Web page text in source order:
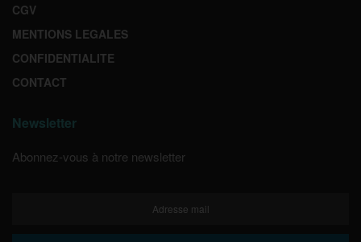
CGV
MENTIONS LEGALES
CONFIDENTIALITE
CONTACT
Newsletter
Abonnez-vous à notre newsletter